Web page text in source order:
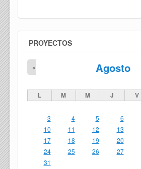
PROYECTOS
Agosto
«
L M M J V
3
4 5 6
10
11 12 13
17
18 19 20
24
25 26 27
31